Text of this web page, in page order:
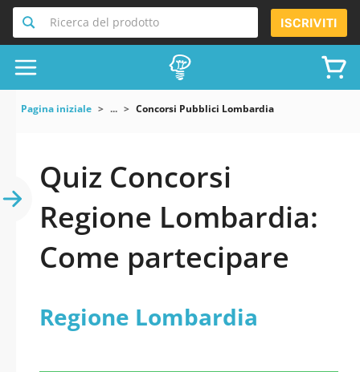
Ricerca del prodotto ISCRIVITI
Pagina iniziale ... Concorsi Pubblici Lombardia
Quiz Concorsi
Regione Lombardia:
Come partecipare
Regione Lombardia